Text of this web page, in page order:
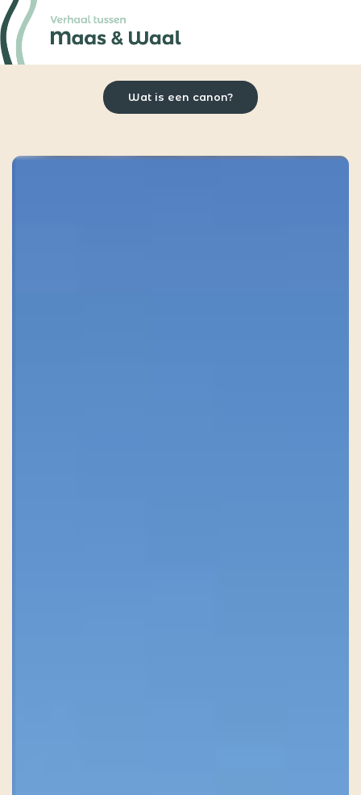
Wat is een canon?